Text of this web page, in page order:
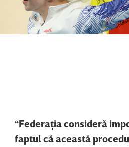
“Federaţia consideră
faptul că această